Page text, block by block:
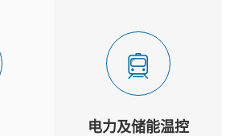
电力及储能温控